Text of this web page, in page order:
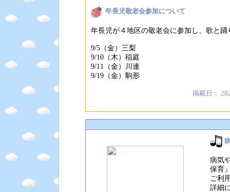
年長児敬老会参加について
年長児が４地区の敬老会に参加し、歌と踊
9/5（金）三梨
9/10（木）稲庭
9/11（金）川連
9/19（金）駒形
掲載日：
病気
保育
ご利
詳細